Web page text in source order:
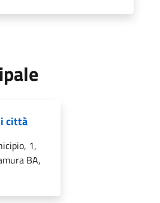
città
1,
BA,